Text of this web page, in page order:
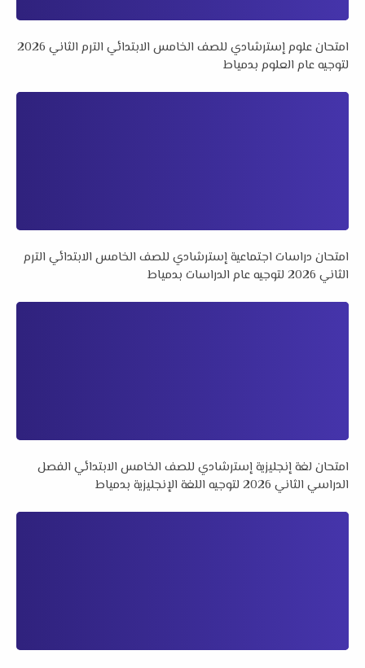
امتحان علوم إسترشادي للصف الخامس الابتدائي الترم الثاني 2026
لتوجيه عام العلوم بدمياط
امتحان دراسات اجتماعية إسترشادي للصف الخامس الابتدائي الترم
الثاني 2026 لتوجيه عام الدراسات بدمياط
امتحان لغة إنجليزية إسترشادي للصف الخامس الابتدائي الفصل
الدراسي الثاني 2026 لتوجيه اللغة الإنجليزية بدمياط